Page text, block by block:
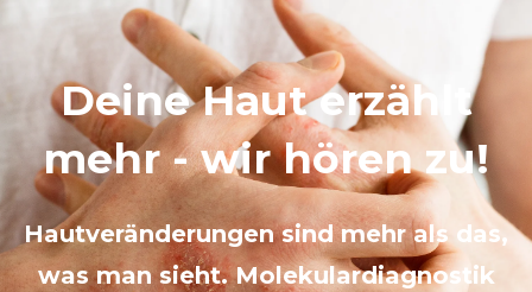
Deine Haut erzählt
mehr - wir hören zu!
Hautveränderungen sind mehr als das,
was man sieht. Molekulardiagnostik